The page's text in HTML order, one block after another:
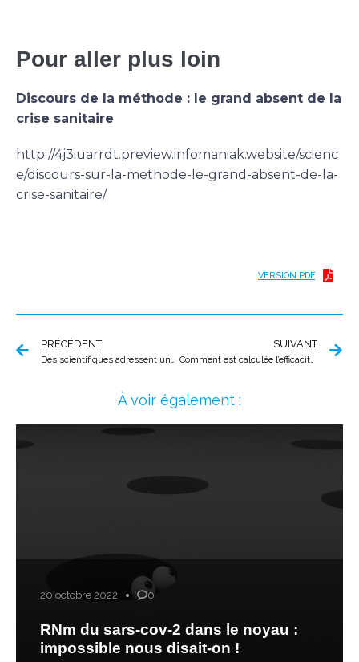
Pour aller plus loin
Discours de la méthode : le grand absent de la
crise sanitaire
http://4j3iuarrdt.preview.infomaniak.website/scienc
e/discours-sur-la-methode-le-grand-absent-de-la-
crise-sanitaire/
VERSION PDF
PRÉCÉDENT SUIVANT
Comment est calculée l’efficacité des vaccins ?
À voir également :
20 octobre 2022 0
RNm du sars-cov-2 dans le noyau :
impossible nous disait-on !